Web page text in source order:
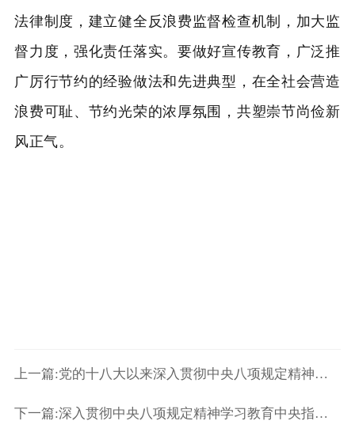
法律制度，建立健全反浪费监督检查机制，加大监
督力度，强化责任落实。要做好宣传教育，广泛推
广厉行节约的经验做法和先进典型，在全社会营造
浪费可耻、节约光荣的浓厚氛围，共塑崇节尚俭新
风正气。
上一篇:党的十八大以来深入贯彻中央八项规定精神的成效和经验交流研讨座
下一篇:深入贯彻中央八项规定精神学习教育中央指导组工作座谈会召开 石